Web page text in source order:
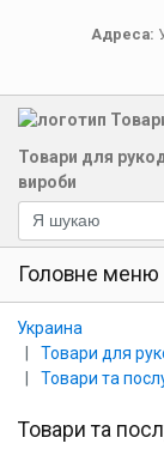
Адреса:
Товари для
вироби
Головне меню
Украина
Товари для
Товари та
Товари та